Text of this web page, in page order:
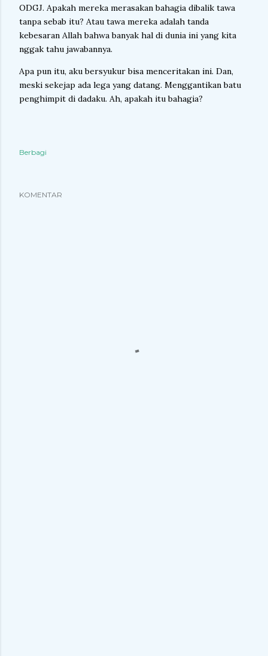
ODGJ. Apakah mereka merasakan bahagia dibalik tawa
tanpa sebab itu? Atau tawa mereka adalah tanda
kebesaran Allah bahwa banyak hal di dunia ini yang kita
nggak tahu jawabannya.
Apa pun itu, aku bersyukur bisa menceritakan ini. Dan,
meski sekejap ada lega yang datang. Menggantikan batu
penghimpit di dadaku. Ah, apakah itu bahagia?
Berbagi
KOMENTAR